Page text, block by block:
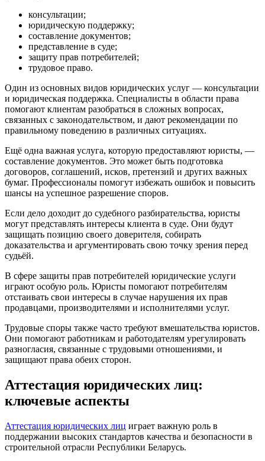
консультации;
юридическую поддержку;
составление документов;
представление в суде;
защиту прав потребителей;
трудовое право.
Один из основных видов юридических услуг — консультации
и юридическая поддержка. Специалисты в области права
помогают клиентам разобраться в сложных вопросах,
связанных с законодательством, и дают рекомендации по
правильному поведению в различных ситуациях.
Ещё одна важная услуга, которую предоставляют юристы, —
составление документов. Это может быть подготовка
договоров, соглашений, исков, претензий и других важных
бумаг. Профессионалы помогут избежать ошибок и повысить
шансы на успешное разрешение споров.
Если дело доходит до судебного разбирательства, юристы
могут представлять интересы клиента в суде. Они будут
защищать позицию своего доверителя, собирать
доказательства и аргументировать свою точку зрения перед
судьёй.
В сфере защиты прав потребителей юридические услуги
играют особую роль. Юристы помогают потребителям
отстаивать свои интересы в случае нарушения их прав
продавцами, производителями и исполнителями услуг.
Трудовые споры также часто требуют вмешательства юристов.
Они помогают работникам и работодателям урегулировать
разногласия, связанные с трудовыми отношениями, и
защищают права обеих сторон.
Аттестация юридических лиц:
ключевые аспекты
Аттестация юридических лиц играет важную роль в
поддержании высоких стандартов качества и безопасности в
строительной отрасли Республики Беларусь.